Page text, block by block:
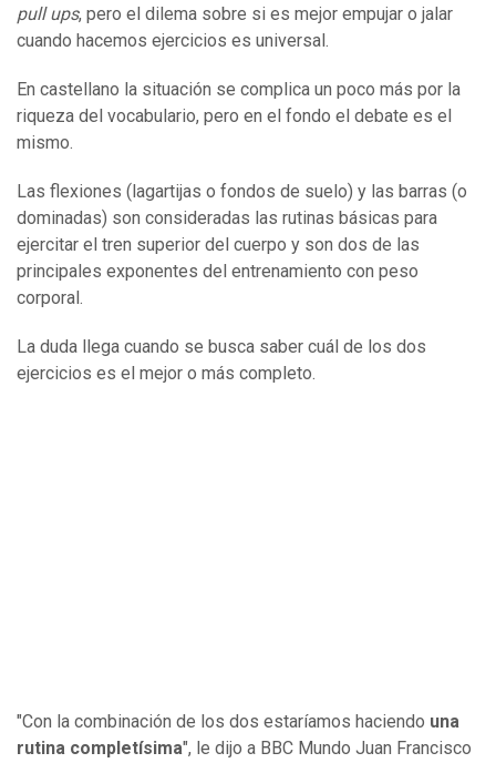
pull ups, pero el dilema sobre si es mejor empujar o jalar
cuando hacemos ejercicios es universal.
En castellano la situación se complica un poco más por la
riqueza del vocabulario, pero en el fondo el debate es el
mismo.
Las flexiones (lagartijas o fondos de suelo) y las barras (o
dominadas) son consideradas las rutinas básicas para
ejercitar el tren superior del cuerpo y son dos de las
principales exponentes del entrenamiento con peso
corporal.
La duda llega cuando se busca saber cuál de los dos
ejercicios es el mejor o más completo.
"Con la combinación de los dos estaríamos haciendo una
rutina completísima", le dijo a BBC Mundo Juan Francisco